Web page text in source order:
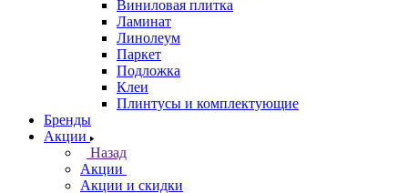
Виниловая плитка
Ламинат
Линолеум
Паркет
Подложка
Клеи
Плинтусы и комплектующие
Бренды
Акции
Назад
Акции
Акции и скидки